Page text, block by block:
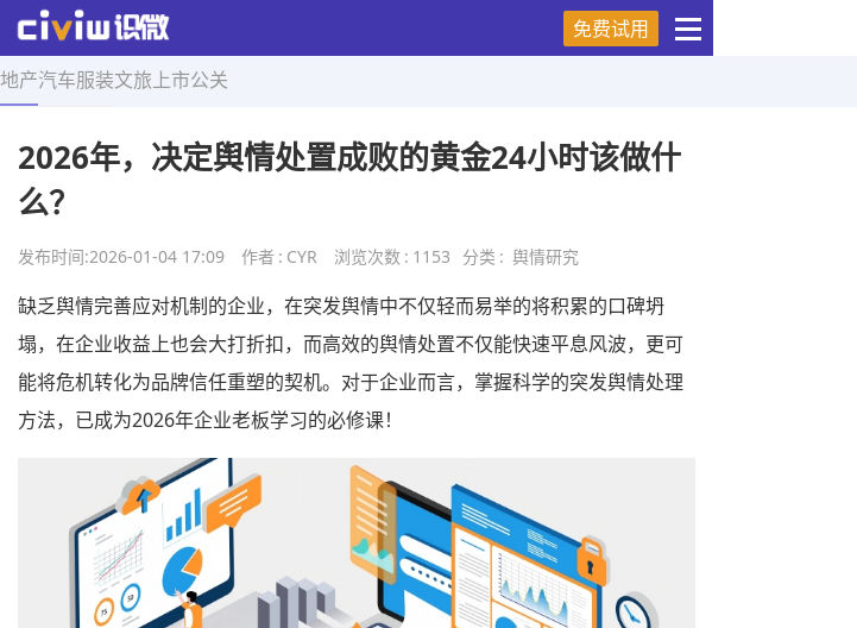
免费试用
地产汽车服装文旅 上市公关
首页 > 舆情研究 > 正文
2026年，决定舆情处置成败的黄金24小时该做什
么？
发布时间:2026-01-04 17:09 作者 : CYR 浏览次数 : 1153 分类 : 舆情研究
缺乏舆情完善应对机制的企业，在突发舆情中不仅轻而易举的将积累的口碑坍
塌，在企业收益上也会大打折扣，而高效的舆情处置不仅能快速平息风波，更可
能将危机转化为品牌信任重塑的契机。对于企业而言，掌握科学的突发舆情处理
方法，已成为2026年企业老板学习的必修课！